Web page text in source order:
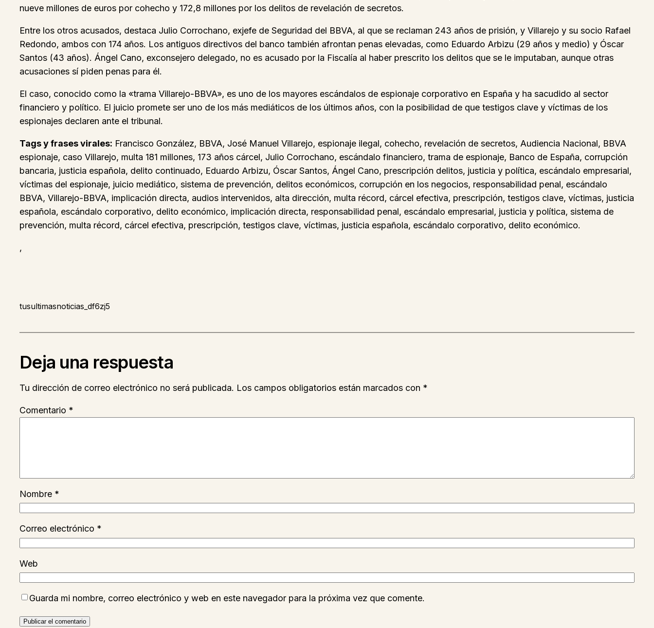
nueve millones de euros por cohecho y 172,8 millones por los delitos de revelación de secretos.
Entre los otros acusados, destaca Julio Corrochano, exjefe de Seguridad del BBVA, al que se reclaman 243 años de prisión, y Villarejo y su socio Rafael
Redondo, ambos con 174 años. Los antiguos directivos del banco también afrontan penas elevadas, como Eduardo Arbizu (29 años y medio) y Óscar
Santos (43 años). Ángel Cano, exconsejero delegado, no es acusado por la Fiscalía al haber prescrito los delitos que se le imputaban, aunque otras
acusaciones sí piden penas para él.
El caso, conocido como la «trama Villarejo-BBVA», es uno de los mayores escándalos de espionaje corporativo en España y ha sacudido al sector
financiero y político. El juicio promete ser uno de los más mediáticos de los últimos años, con la posibilidad de que testigos clave y víctimas de los
espionajes declaren ante el tribunal.
Tags y frases virales: Francisco González, BBVA, José Manuel Villarejo, espionaje ilegal, cohecho, revelación de secretos, Audiencia Nacional, BBVA
espionaje, caso Villarejo, multa 181 millones, 173 años cárcel, Julio Corrochano, escándalo financiero, trama de espionaje, Banco de España, corrupción
bancaria, justicia española, delito continuado, Eduardo Arbizu, Óscar Santos, Ángel Cano, prescripción delitos, justicia y política, escándalo empresarial,
víctimas del espionaje, juicio mediático, sistema de prevención, delitos económicos, corrupción en los negocios, responsabilidad penal, escándalo
BBVA, Villarejo-BBVA, implicación directa, audios intervenidos, alta dirección, multa récord, cárcel efectiva, prescripción, testigos clave, víctimas, justicia
española, escándalo corporativo, delito económico, implicación directa, responsabilidad penal, escándalo empresarial, justicia y política, sistema de
prevención, multa récord, cárcel efectiva, prescripción, testigos clave, víctimas, justicia española, escándalo corporativo, delito económico.
,
tusultimasnoticias_df6zj5
Deja una respuesta
Tu dirección de correo electrónico no será publicada. Los campos obligatorios están marcados con *
Comentario *
Nombre *
Correo electrónico *
Web
Guarda mi nombre, correo electrónico y web en este navegador para la próxima vez que comente.